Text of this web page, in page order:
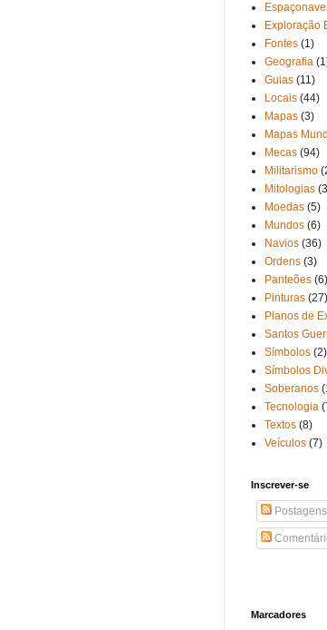
Exploração
Fontes (1)
Geografia
Guias (11)
Locais (44)
Mapas (3)
Mapas
Mecas (94)
Militarismo
Mitologias
Moedas (5)
Mundos (6)
Navios (36)
Ordens (3)
Panteões (6)
Pinturas (27)
Planos de
Santos
Símbolos (2)
Símbolos
Soberanos
Tecnologia
Textos (8)
Veículos (7)
Inscrever-se
Postagens
Marcadores